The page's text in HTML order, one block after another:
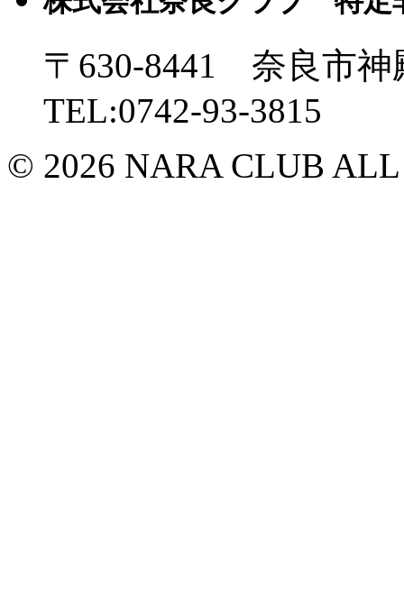
〒630-8441 奈良市
TEL:0742-93-3815
© 2026 NARA CLUB ALL